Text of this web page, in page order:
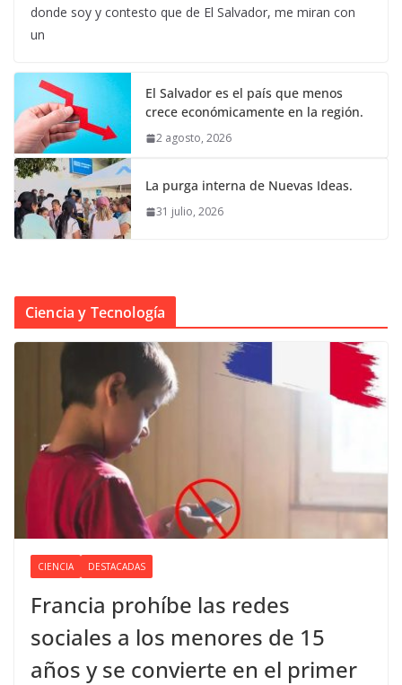
donde soy y contesto que de El Salvador, me miran con
un
El Salvador es el país que menos
crece económicamente en la región.
2 agosto, 2026
La purga interna de Nuevas Ideas.
31 julio, 2026
Ciencia y Tecnología
CIENCIA DESTACADAS
Francia prohíbe las redes
sociales a los menores de 15
años y se convierte en el primer